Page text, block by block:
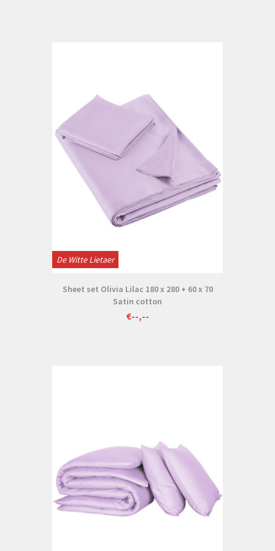
De Witte Lietaer
Sheet set Olivia Lilac 180 x 280 + 60 x 70
Satin cotton
€--,--